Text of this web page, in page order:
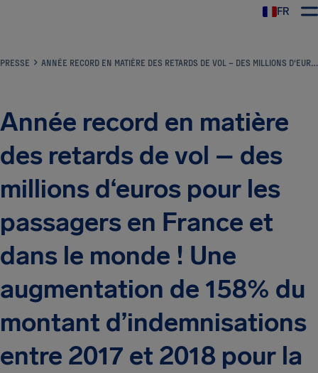
FR
PRESSE ANNÉE RECORD EN MATIÈRE DES RETARDS DE VOL – DES MILLIONS D‘EUROS POUR LES PASSAGERS EN FRANCE ET DANS LE MONDE ! UNE AUGMENTATION DE 158% DU MONTANT D’INDEMNISATIONS ENTRE 2017 ET 2018 POUR LA FRANCE !
Année record en matière
des retards de vol – des
millions d‘euros pour les
passagers en France et
dans le monde ! Une
augmentation de 158% du
montant d’indemnisations
entre 2017 et 2018 pour la